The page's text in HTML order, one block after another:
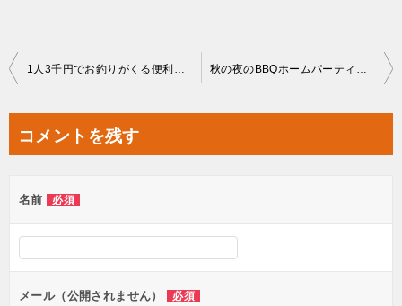
投
ビ
ー
シ
ン
コメントを残す
名前 必須
メール（公開されません） 必須